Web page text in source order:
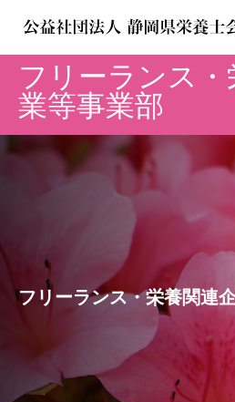
フリーランス・
業等事業部
フリーランス・栄養関連